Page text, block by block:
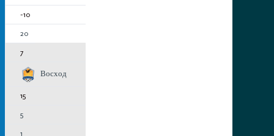
-10
20
7
Восход
15
5
1